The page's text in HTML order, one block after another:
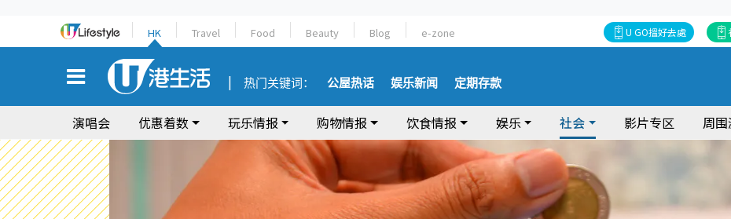
HK Travel Food Beauty Blog e-zone U GO搵好去處
热门关键词： 公屋热话 娱乐新闻 定期存款
演唱会 优惠着数 玩乐情报 购物情报 饮食情报 娱乐 社会 影片专区 周